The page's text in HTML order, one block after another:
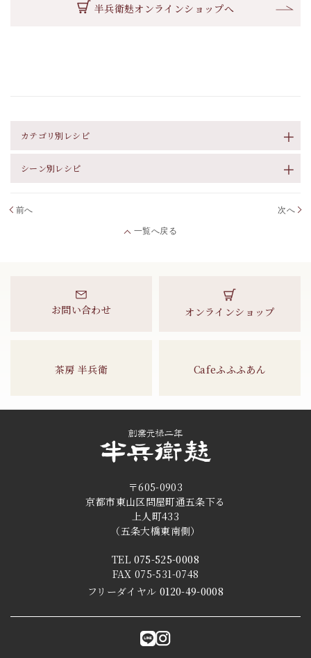
半兵衛麸オンラインショップへ
カテゴリ別レシピ
シーン別レシピ
前へ
一覧へ戻る
次へ
お問い合わせ オンラインショップ
茶房 半兵衛 Cafeふふふあん
〒605-0903
京都市東山区問屋町通五条下る
上人町433
（五条大橋東南側）
TEL 075-525-0008
FAX 075-531-0748
フリーダイヤル 0120-49-0008